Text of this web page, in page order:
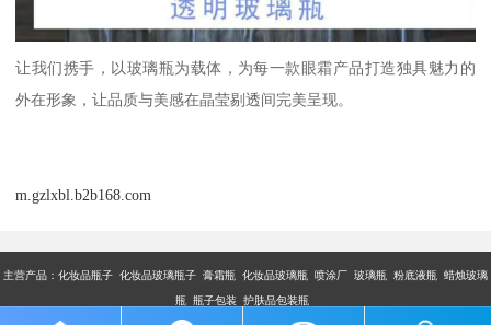
让我们携手，以玻璃瓶为载体，为每一款眼霜产品打造独具魅力的
外在形象，让品质与美感在晶莹剔透间完美呈现。
m.gzlxbl.b2b168.com
主营产品： 化妆品瓶子 化妆品玻璃瓶子 膏霜瓶 化妆品玻璃瓶 喷涂厂 玻璃瓶 粉底液瓶 蜡烛玻璃
瓶 瓶子包装 护肤品包装瓶